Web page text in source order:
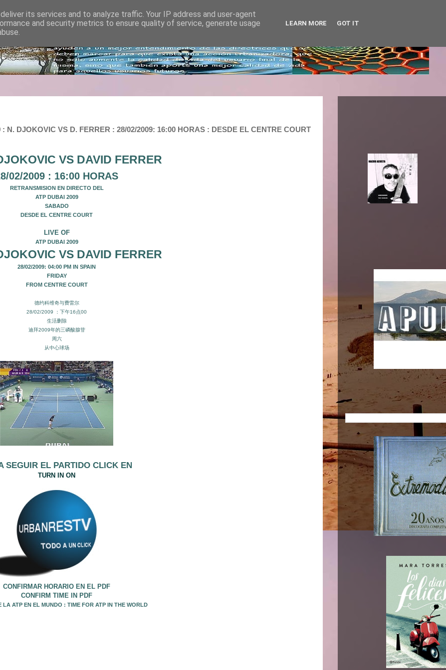
N. DJOKOVIC VS D. FERRER : 28/02/2009: 16:00 HORAS : DESDE EL CENTRE COURT
VS DAVID FERRER
02/2009 : 16:00 HORAS
RETRANSMISION EN DIRECTO DEL
ATP DUBAI 2009
SABADO
DESDE EL CENTRE COURT
LIVE OF
ATP DUBAI 2009
VS DAVID FERRER
28/02/2009: 04:00 PM IN SPAIN
FRIDAY
FROM CENTRE COURT
德约科维奇与费雷尔
28/02/2009 ：下午16点00
生活删除
迪拜2009年的三磷酸腺苷
周六
从中心球场
SEGUIR EL PARTIDO CLICK EN
TURN IN ON
CONFIRMAR HORARIO EN EL PDF
CONFIRM TIME IN PDF
LA ATP EN EL MUNDO : TIME FOR ATP IN THE WORLD
its services and to analyze traffic. Your IP address and user-agent
and security metrics to ensure quality of service, generate usage
LEARN MORE GOT IT